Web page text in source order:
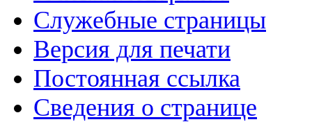
Служебные страницы
Версия для печати
Постоянная ссылка
Сведения о странице